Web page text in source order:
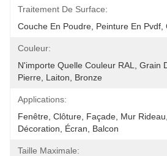
Traitement De Surface:
Couche En Poudre, Peinture En Pvdf,
Couleur:
N'importe Quelle Couleur RAL, Grain
Pierre, Laiton, Bronze
Applications:
Fenêtre, Clôture, Façade, Mur
Décoration, Écran, Balcon
Taille Maximale: